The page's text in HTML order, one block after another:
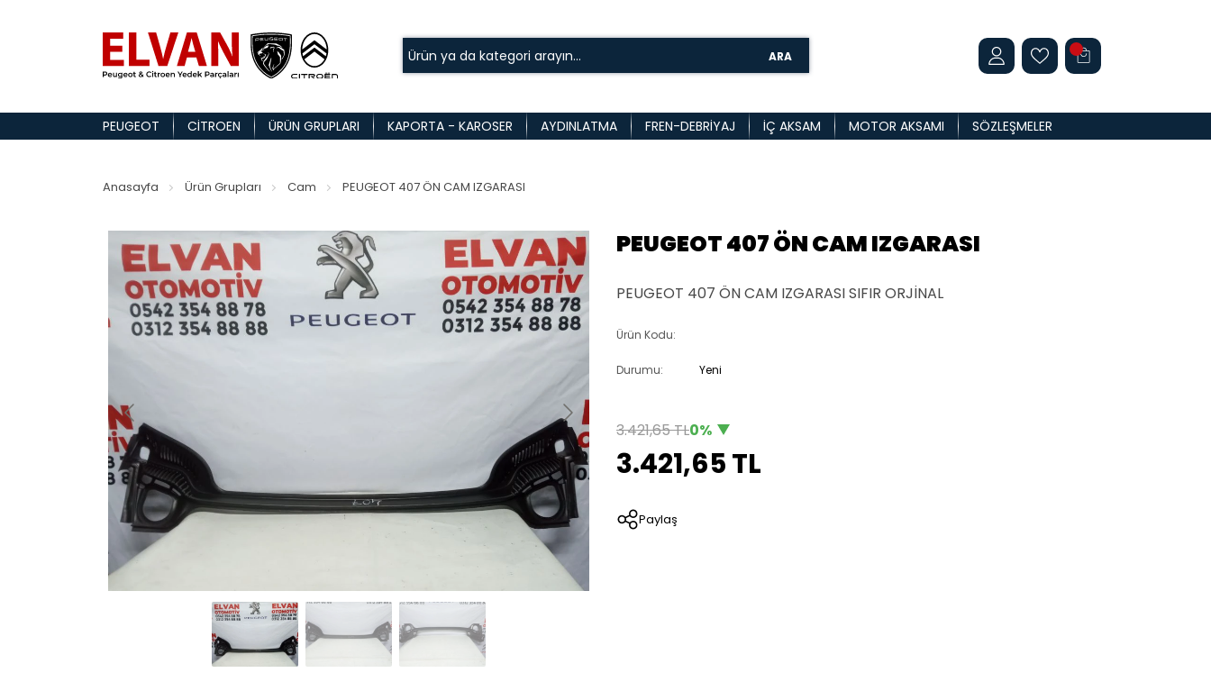
ARA
PEUGEOT CITROEN ÜRÜN GRUPLARI KAPORTA - KAROSER AYDINLATMA FREN-DEBRIYAJ İÇ AKSAM MOTOR AKSAMI SÖZLEŞMELER
Anasayfa Ürün Grupları Cam PEUGEOT 407 ÖN CAM IZGARASI
PEUGEOT 407 ÖN CAM IZGARASI
PEUGEOT 407 ÖN CAM IZGARASI SIFIR ORJİNAL
Ürün Kodu:
Durumu: Yeni
3.421,65 TL0%
3.421,65 TL
Paylaş